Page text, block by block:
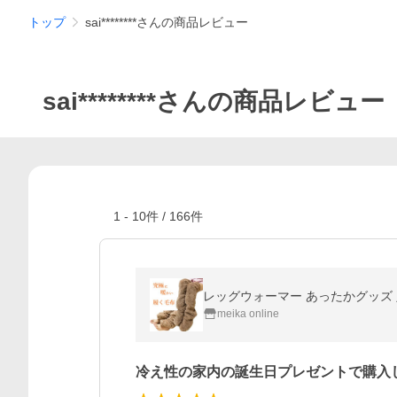
トップ sai********さんの商品レビュー
sai********さんの商品レビュー
1 - 10件 / 166件
meika online
冷え性の家内の誕生日プレゼントで購